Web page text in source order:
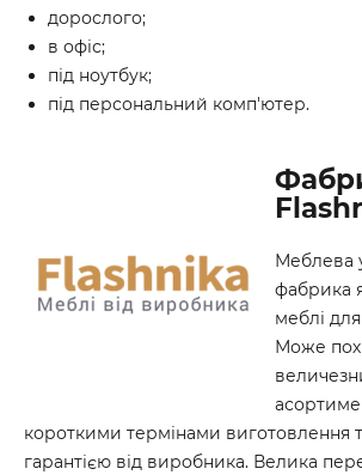
дорослого;
в офіс;
під ноутбук;
під персональний комп'ютер.
Меблева
фабрика
меблі
Може
короткими термінами виготовлення
гарантією від виробника. Велика